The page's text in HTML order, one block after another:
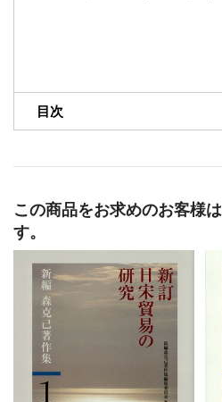
目次
この商品をお求めのお客様
す。